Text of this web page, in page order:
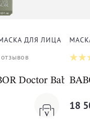
ДЛЯ ЛИЦА
отзывов
Doctor Babor
18